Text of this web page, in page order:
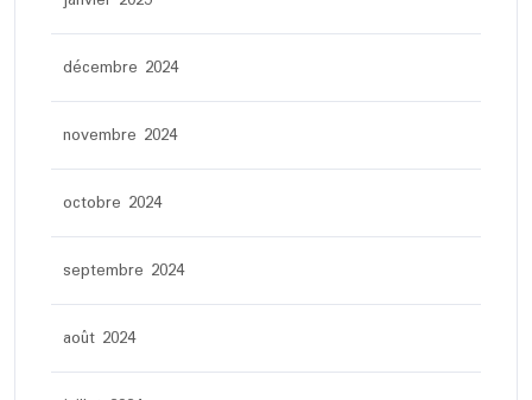
décembre 2024
novembre 2024
octobre 2024
septembre 2024
août 2024